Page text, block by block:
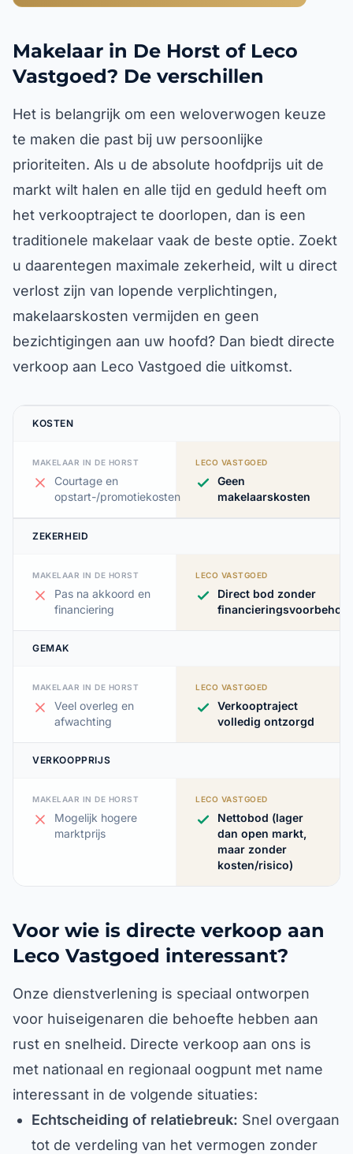
Makelaar in De Horst of Leco
Vastgoed? De verschillen
Het is belangrijk om een weloverwogen keuze
te maken die past bij uw persoonlijke
prioriteiten. Als u de absolute hoofdprijs uit de
markt wilt halen en alle tijd en geduld heeft om
het verkooptraject te doorlopen, dan is een
traditionele makelaar vaak de beste optie. Zoekt
u daarentegen maximale zekerheid, wilt u direct
verlost zijn van lopende verplichtingen,
makelaarskosten vermijden en geen
bezichtigingen aan uw hoofd? Dan biedt directe
verkoop aan Leco Vastgoed die uitkomst.
KOSTEN
MAKELAAR IN DE HORST
Courtage en
opstart-/promotiekosten
LECO VASTGOED
Geen
makelaarskosten
ZEKERHEID
MAKELAAR IN DE HORST
Pas na akkoord en
financiering
LECO VASTGOED
Direct bod zonder
GEMAK
MAKELAAR IN DE HORST
Veel overleg en
afwachting
LECO VASTGOED
Verkooptraject
volledig ontzorgd
VERKOOPPRIJS
MAKELAAR IN DE HORST
Mogelijk hogere
marktprijs
LECO VASTGOED
Nettobod (lager
dan open markt,
maar zonder
kosten/risico)
Voor wie is directe verkoop aan
Leco Vastgoed interessant?
Onze dienstverlening is speciaal ontworpen
voor huiseigenaren die behoefte hebben aan
rust en snelheid. Directe verkoop aan ons is
met nationaal en regionaal oogpunt met name
interessant in de volgende situaties:
Echtscheiding of relatiebreuk: Snel overgaan
tot de verdeling van het vermogen zonder